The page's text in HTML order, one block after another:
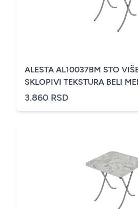
ALESTA AL10037BM STO
SKLOPIVI TEKSTURA BELI
3.860 RSD